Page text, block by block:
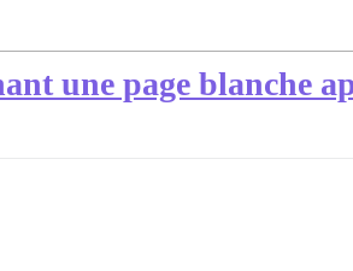
une page blanche